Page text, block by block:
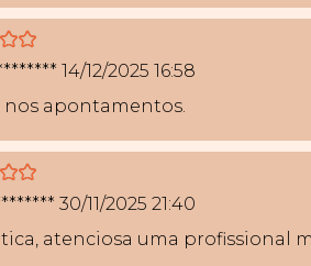
14/12/2025 16:58
nos apontamentos.
30/11/2025 21:40
atenciosa uma profissional